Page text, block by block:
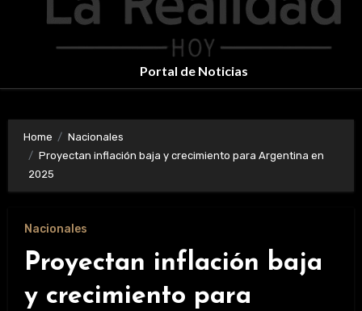
Portal de Noticias
Home
Nacionales
Proyectan inflación baja y crecimiento para Argentina en
2025
Nacionales
Proyectan inflación baja
y crecimiento para